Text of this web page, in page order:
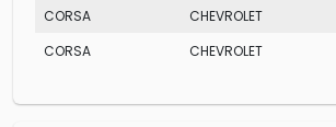
CORSA
CHEVROLET
CORSA
CHEVROLET